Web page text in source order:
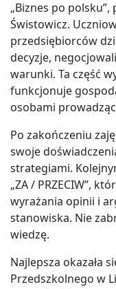
„Biznes po
Świstowicz.
przedsiębiorców
decyzje,
warunki. Ta część
funkcjonuje
osobami
Po zakończeniu
swoje
strategiami.
„ZA / PRZECIW”,
wyrażania opinii i
stanowiska. Nie
wiedzę.
Najlepsza okazała
Przedszkolnego w